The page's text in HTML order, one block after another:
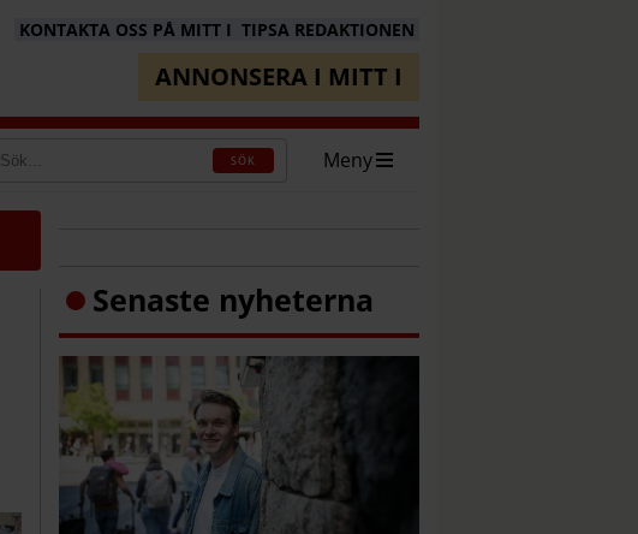
KONTAKTA OSS PÅ MITT I TIPSA REDAKTIONEN
ANNONSERA I MITT I
SÖK Meny
Senaste nyheterna